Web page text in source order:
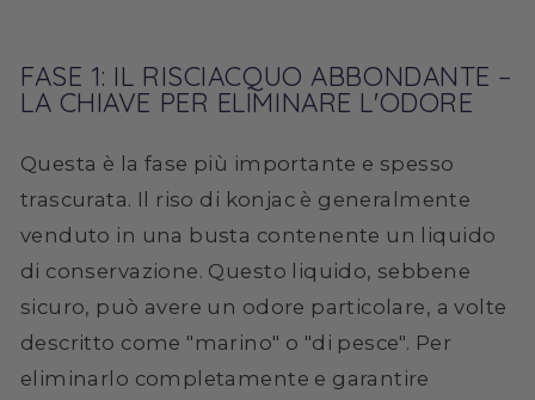
FASE 1: IL RISCIACQUO ABBONDANTE –
LA CHIAVE PER ELIMINARE L'ODORE
Questa è la fase più importante e spesso
trascurata. Il riso di konjac è generalmente
venduto in una busta contenente un liquido
di conservazione. Questo liquido, sebbene
sicuro, può avere un odore particolare, a volte
descritto come "marino" o "di pesce". Per
eliminarlo completamente e garantire